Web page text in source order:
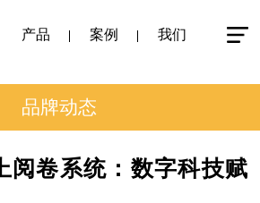
产品 案例 我们
品牌动态
阅卷系统：数字科技赋